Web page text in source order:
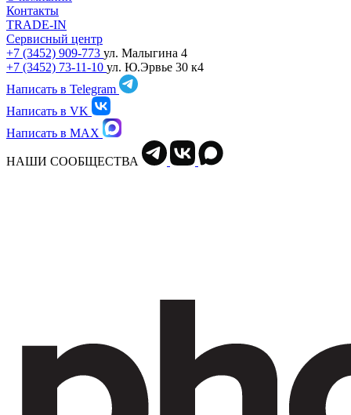
Контакты
TRADE-IN
Сервисный центр
+7 (3452) 909-773 ул. Малыгина 4
+7 (3452) 73-11-10 ул. Ю.Эрвье 30 к4
Написать в Telegram
Написать в VK
Написать в MAX
НАШИ СООБЩЕСТВА